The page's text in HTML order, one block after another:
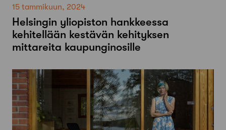
15 tammikuun, 2024
Helsingin yliopiston hankkeessa
kehitellään kestävän kehityksen
mittareita kaupunginosille